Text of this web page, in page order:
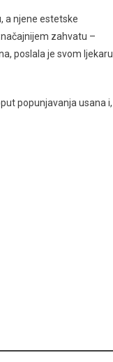
a njene estetske
zahvatu –
poslala je svom ljekaru
popunjavanja usana i,